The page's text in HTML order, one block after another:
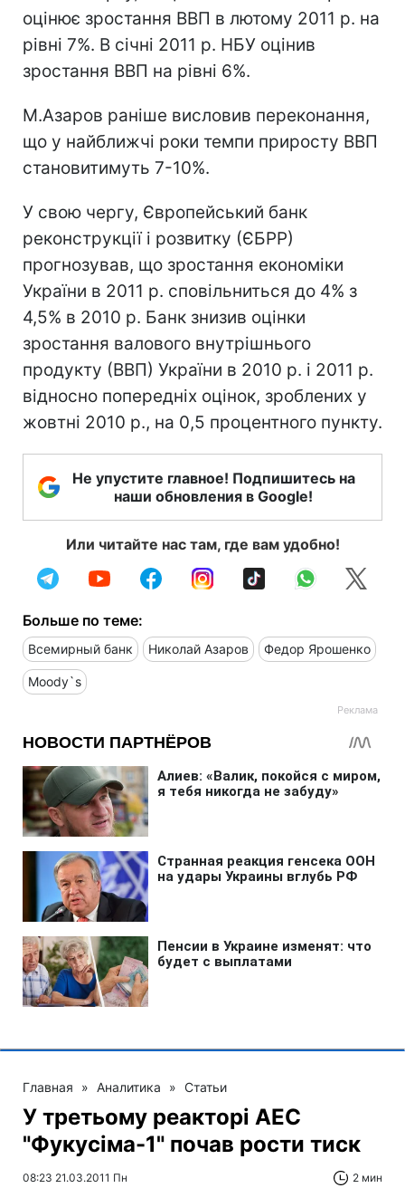
оцінює зростання ВВП в лютому 2011 р. на
рівні 7%. В січні 2011 р. НБУ оцінив
зростання ВВП на рівні 6%.
М.Азаров раніше висловив переконання,
що у найближчі роки темпи приросту ВВП
становитимуть 7-10%.
У свою чергу, Європейський банк
реконструкції і розвитку (ЄБРР)
прогнозував, що зростання економіки
України в 2011 р. сповільниться до 4% з
4,5% в 2010 р. Банк знизив оцінки
зростання валового внутрішнього
продукту (ВВП) України в 2010 р. і 2011 р.
відносно попередніх оцінок, зроблених у
жовтні 2010 р., на 0,5 процентного пункту.
Не упустите главное! Подпишитесь на
наши обновления в Google!
Или читайте нас там, где вам удобно!
Больше по теме:
Всемирный банк Николай Азаров Федор Ярошенко
Moody`s
Главная » Аналитика » Статьи
У третьому реакторі АЕС
"Фукусіма-1" почав рости тиск
08:23 21.03.2011 Пн 2 мин